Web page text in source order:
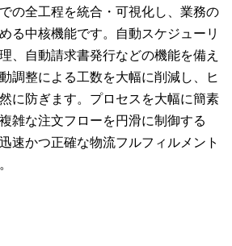
の全工程を統合・可視化し、業務の
る中核機能です。自動スケジューリ
、自動請求書発行などの機能を備え
調整による工数を大幅に削減し、ヒ
に防ぎます。プロセスを大幅に簡素
雑な注文フローを円滑に制御する
速かつ正確な物流フルフィルメント